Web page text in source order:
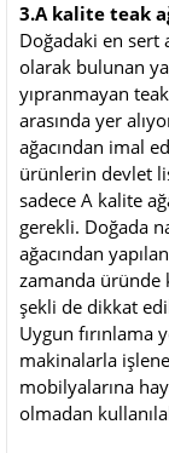
3.A kalite teak
Doğadaki en sert
olarak bulunan
yıpranmayan
arasında yer
ağacından imal
ürünlerin devlet
sadece A kalite
gerekli. Doğada
ağacından
zamanda üründe
şekli de dikkat
Uygun
makinalarla
mobilyalarına
olmadan